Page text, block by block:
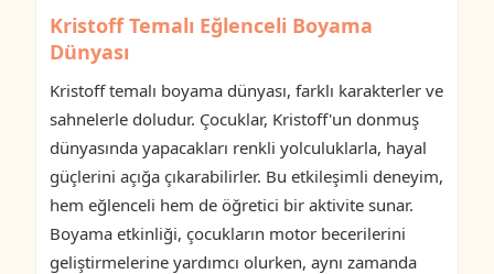
Kristoff Temalı Eğlenceli Boyama
Dünyası
Kristoff temalı boyama dünyası, farklı karakterler ve
sahnelerle doludur. Çocuklar, Kristoff'un donmuş
dünyasında yapacakları renkli yolculuklarla, hayal
güçlerini açığa çıkarabilirler. Bu etkileşimli deneyim,
hem eğlenceli hem de öğretici bir aktivite sunar.
Boyama etkinliği, çocukların motor becerilerini
geliştirmelerine yardımcı olurken, aynı zamanda